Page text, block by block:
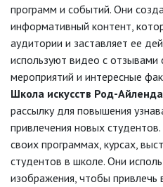
программ и событий. Они
информативный контент,
аудитории и заставляет ее
используют видео с отзывами
мероприятий и интересные
Школа искусств Род-Айленда
рассылку для повышения
привлечения новых
своих программах, курсах,
студентов в школе. Они
изображения, чтобы привлечь